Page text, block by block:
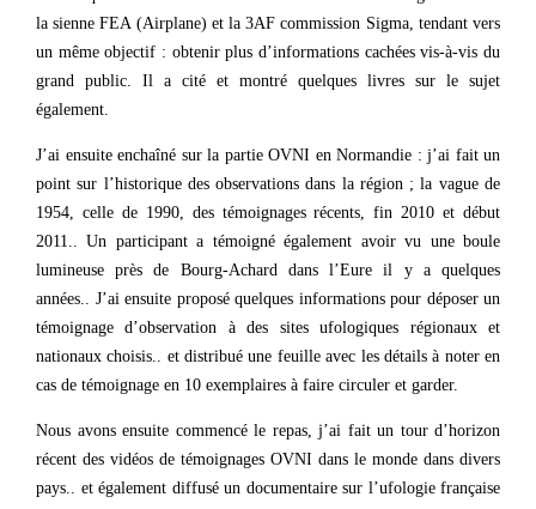
la sienne FEA (Airplane) et la 3AF commission Sigma, tendant vers
un même objectif : obtenir plus d’informations cachées vis-à-vis du
grand public. Il a cité et montré quelques livres sur le sujet
également.
J’ai ensuite enchaîné sur la partie OVNI en Normandie : j’ai fait un
point sur l’historique des observations dans la région ; la vague de
1954, celle de 1990, des témoignages récents, fin 2010 et début
2011.. Un participant a témoigné également avoir vu une boule
lumineuse près de Bourg-Achard dans l’Eure il y a quelques
années.. J’ai ensuite proposé quelques informations pour déposer un
témoignage d’observation à des sites ufologiques régionaux et
nationaux choisis.. et distribué une feuille avec les détails à noter en
cas de témoignage en 10 exemplaires à faire circuler et garder.
Nous avons ensuite commencé le repas, j’ai fait un tour d’horizon
récent des vidéos de témoignages OVNI dans le monde dans divers
pays.. et également diffusé un documentaire sur l’ufologie française